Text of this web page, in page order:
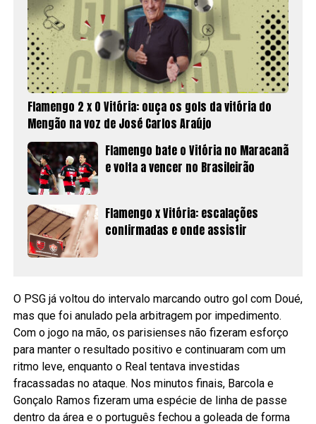
Flamengo 2 x 0 Vitória: ouça os gols da vitória do
Mengão na voz de José Carlos Araújo
Flamengo bate o Vitória no Maracanã
e volta a vencer no Brasileirão
Flamengo x Vitória: escalações
confirmadas e onde assistir
O PSG já voltou do intervalo marcando outro gol com Doué,
mas que foi anulado pela arbitragem por impedimento.
Com o jogo na mão, os parisienses não fizeram esforço
para manter o resultado positivo e continuaram com um
ritmo leve, enquanto o Real tentava investidas
fracassadas no ataque. Nos minutos finais, Barcola e
Gonçalo Ramos fizeram uma espécie de linha de passe
dentro da área e o português fechou a goleada de forma